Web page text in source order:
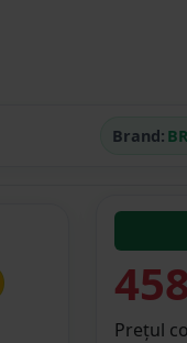
Brand:
458
Prețul